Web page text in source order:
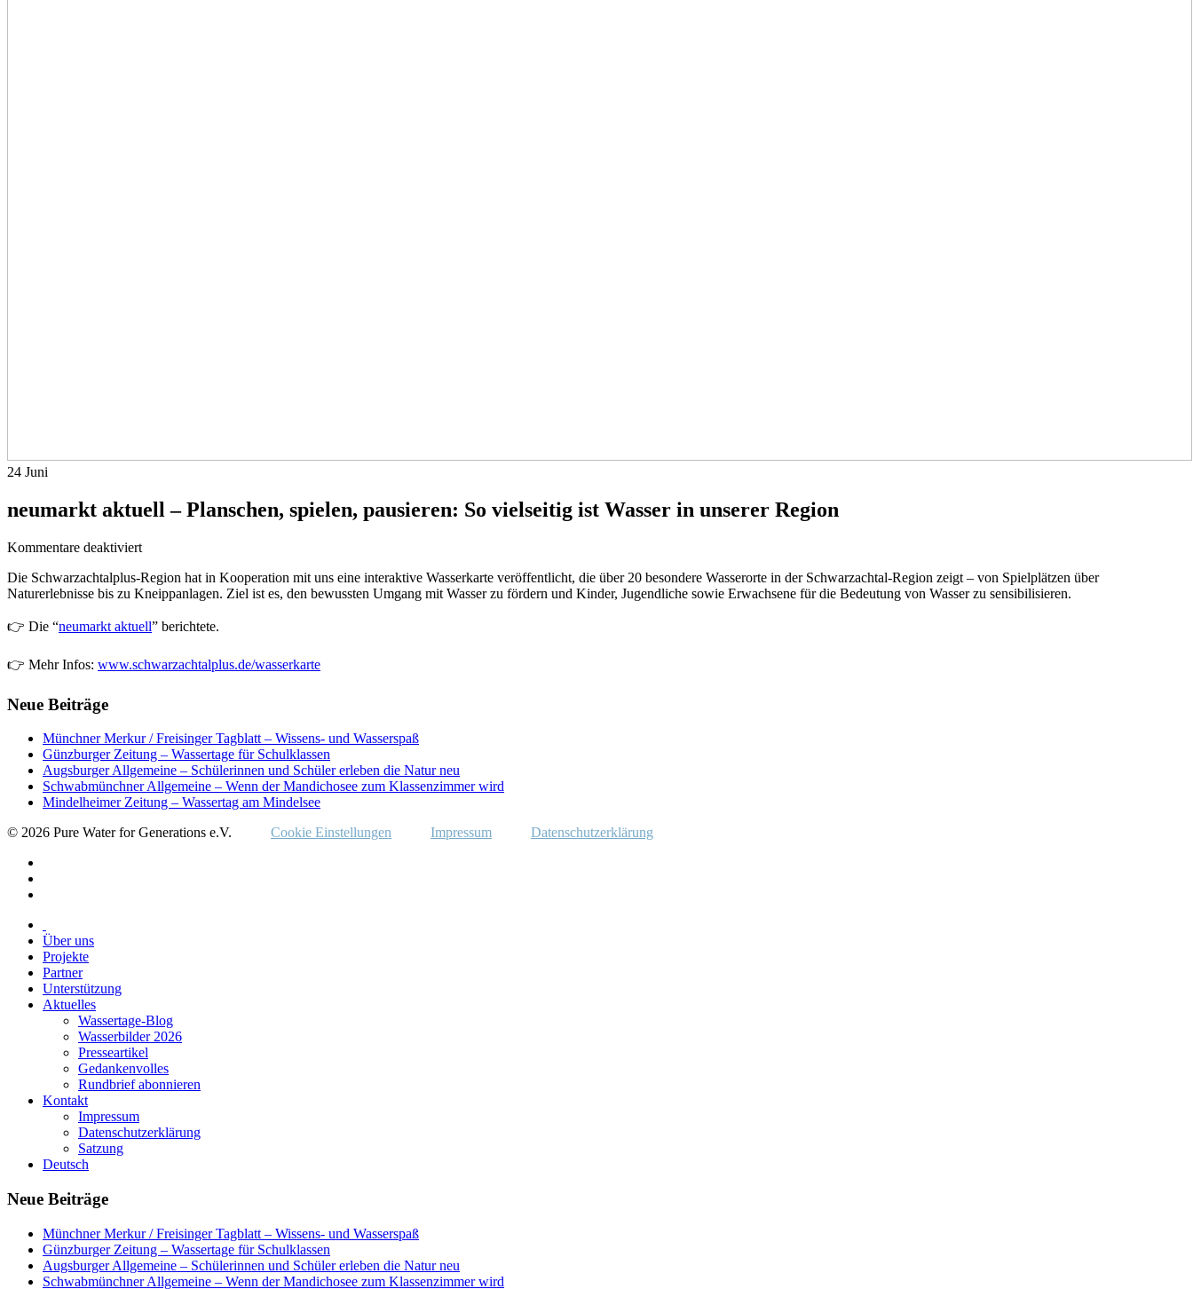
24 Juni
neumarkt aktuell – Planschen, spielen, pausieren: So vielseitig ist Wasser in unserer Region
Kommentare deaktiviertfür
aktuell
–
spielen,
So
vielseitig
unserer
Region
Die Schwarzachtalplus-Region hat in Kooperation mit uns eine interaktive Wasserkarte veröffentlicht, die über 20 besondere Wasserorte in der Schwarzachtal-Region zeigt – von Spielplätzen über
Naturerlebnisse bis zu Kneippanlagen. Ziel ist es, den bewussten Umgang mit Wasser zu fördern und Kinder, Jugendliche sowie Erwachsene für die Bedeutung von Wasser zu sensibilisieren.
👉 Die “neumarkt aktuell” berichtete.
👉 Mehr Infos: www.schwarzachtalplus.de/wasserkarte
Neue Beiträge
Münchner Merkur / Freisinger Tagblatt – Wissens- und Wasserspaß
Günzburger Zeitung – Wassertage für Schulklassen
Augsburger Allgemeine – Schülerinnen und Schüler erleben die Natur neu
Schwabmünchner Allgemeine – Wenn der Mandichosee zum Klassenzimmer wird
Mindelheimer Zeitung – Wassertag am Mindelsee
© 2026 Pure Water for Generations e.V.
Cookie Einstellungen Impressum Datenschutzerklärung
Über uns
Projekte
Partner
Unterstützung
Aktuelles
Wassertage-Blog
Wasserbilder 2026
Presseartikel
Gedankenvolles
Rundbrief abonnieren
Kontakt
Impressum
Datenschutzerklärung
Satzung
Deutsch
Neue Beiträge
Münchner Merkur / Freisinger Tagblatt – Wissens- und Wasserspaß
Günzburger Zeitung – Wassertage für Schulklassen
Augsburger Allgemeine – Schülerinnen und Schüler erleben die Natur neu
Schwabmünchner Allgemeine – Wenn der Mandichosee zum Klassenzimmer wird